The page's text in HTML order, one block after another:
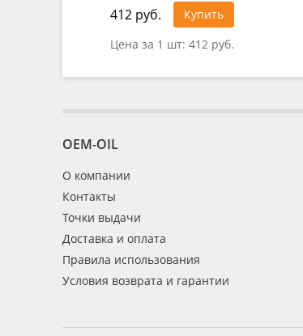
412 руб.
Купить
Цена за 1 шт: 412 руб.
OEM-OIL
О компании
Контакты
Точки выдачи
Доставка и оплата
Правила использования
Условия возврата и гарантии